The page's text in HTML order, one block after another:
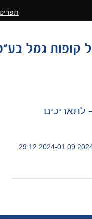
לתאריכים
תפריט